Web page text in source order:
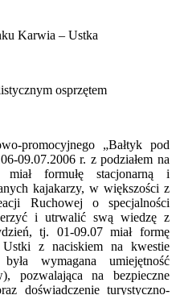
Karwia – Ustka
osprzętem
promocyjnego „Bałtyk pod
09.07.2006 r. z podziałem na
formułę stacjonarną i
kajakarzy, w większości z
Ruchowej o specjalności
i utrwalić swą wiedzę z
tj. 01-09.07 miał formę
z naciskiem na kwestie
wymagana umiejętność
pozwalająca na bezpieczne
doświadczenie turystyczno-